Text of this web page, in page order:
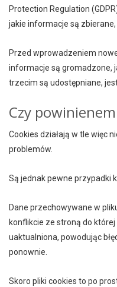
Protection Regulation
jakie informacje są
Przed wprowadzeniem
informacje są gromadzone,
trzecim są udostępniane,
Czy
Cookies działają w tle więc
problemów.
Są jednak pewne przypadki
Dane przechowywane w
konflikcie ze stroną do
uaktualniona, powodując
ponownie.
Skoro pliki cookies to po